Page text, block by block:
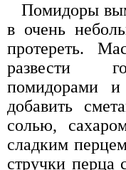
Помидоры
в очень
протереть.
развести
помидорами и
добавить
солью,
сладким
стручки перца